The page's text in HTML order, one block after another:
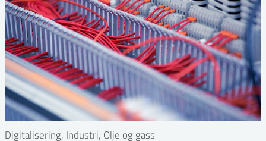
Digitalisering, Industri, Olje og gass